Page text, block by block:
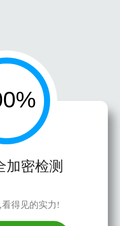
加密检测
得见的实力!